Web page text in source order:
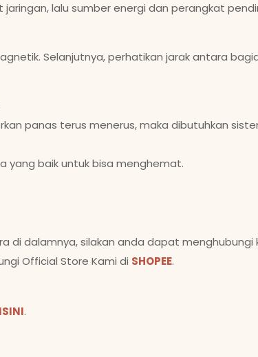
lalu sumber energi dan perangkat
Selanjutnya, perhatikan jarak antara
panas terus menerus, maka dibutuhkan
yang baik untuk bisa menghemat.
di dalamnya, silakan anda dapat menghubungi
Official Store Kami di SHOPEE.
.